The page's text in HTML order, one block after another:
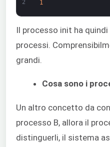
2
1
Il processo init ha
processi.
grandi.
Cosa sono i
Un altro concetto da
processo B, allora il
distinguerli, il sistema